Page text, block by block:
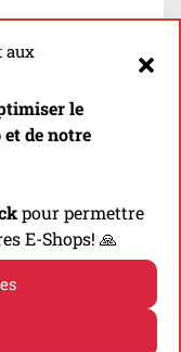
aux
le
de notre
pour permettre
E-Shops! 🙏